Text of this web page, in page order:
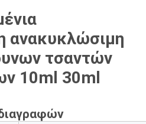
ανακυκλώσιμη
τσαντών
10ml 30ml